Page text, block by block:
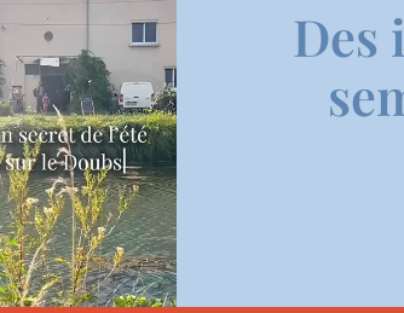
Des